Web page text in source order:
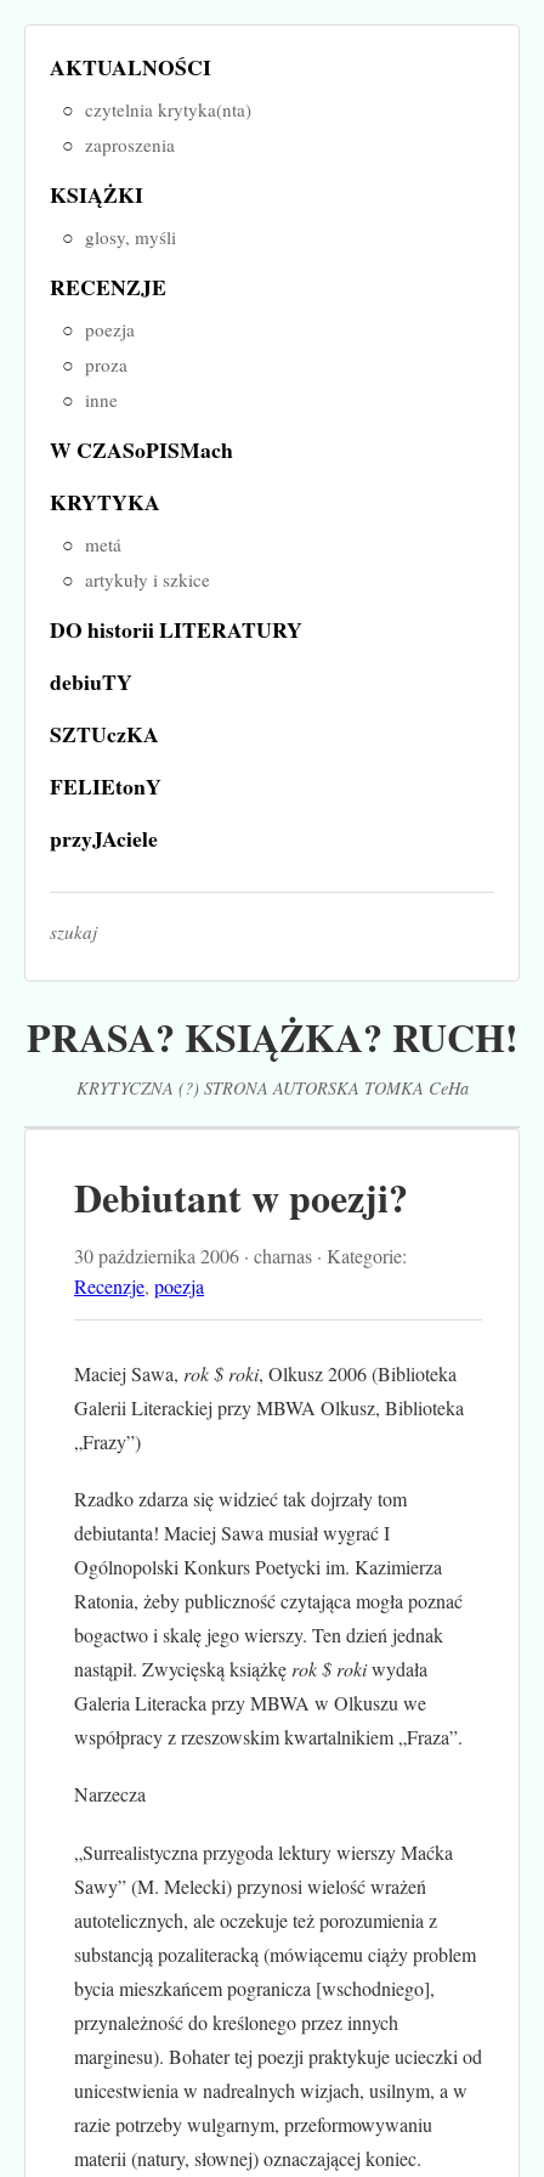
PRASA? KSIĄŻKA? RUCH!
KRYTYCZNA (?) STRONA AUTORSKA TOMKA CeHa
AKTUALNOŚCI
czytelnia krytyka(nta)
zaproszenia
KSIĄŻKI
glosy, myśli
RECENZJE
poezja
proza
inne
W CZASoPISMach
KRYTYKA
metá
artykuły i szkice
DO historii LITERATURY
debiuTY
SZTUczKA
FELIEtonY
przyJAciele
szukaj
Debiutant w poezji?
30 października 2006 · charnas · Kategorie:
Recenzje, poezja
Maciej Sawa, rok $ roki, Olkusz 2006 (Biblioteka
Galerii Literackiej przy MBWA Olkusz, Biblioteka
„Frazy”)
Rzadko zdarza się widzieć tak dojrzały tom
debiutanta! Maciej Sawa musiał wygrać I
Ogólnopolski Konkurs Poetycki im. Kazimierza
Ratonia, żeby publiczność czytająca mogła poznać
bogactwo i skalę jego wierszy. Ten dzień jednak
nastąpił. Zwycięską książkę rok $ rokiwydała
Galeria Literacka przy MBWA w Olkuszu we
współpracy z rzeszowskim kwartalnikiem „Fraza”.
Narzecza
„Surrealistyczna przygoda lektury wierszy Maćka
Sawy” (M. Melecki) przynosi wielość wrażeń
autotelicznych, ale oczekuje też porozumienia z
substancją pozaliteracką (mówiącemu ciąży problem
bycia mieszkańcem pogranicza [wschodniego],
przynależność do kreślonego przez innych
marginesu). Bohater tej poezji praktykuje ucieczki od
unicestwienia w nadrealnych wizjach, usilnym, a w
razie potrzeby wulgarnym, przeformowywaniu
materii (natury, słownej) oznaczającej koniec.